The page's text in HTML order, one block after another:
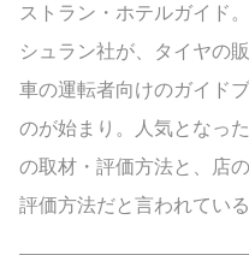
ストラン・ホテルガイド
シュラン社が、タイヤの
車の運転者向けのガイド
のが始まり。人気となっ
の取材・評価方法と、店
評価方法だと言われている